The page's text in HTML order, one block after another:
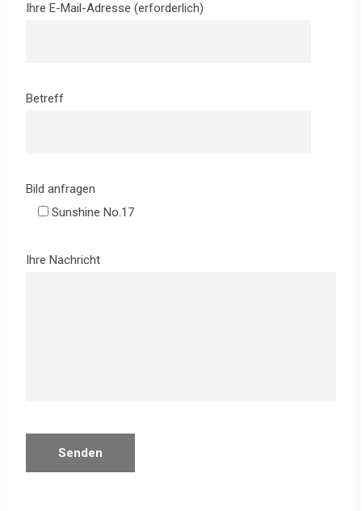
Ihre E-Mail-Adresse (erforderlich)
Betreff
Bild anfragen
Sunshine No.17
Ihre Nachricht